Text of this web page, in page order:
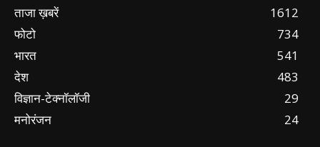
ताजा ख़बरें
1612
फोटो
734
भारत
541
देश
483
विज्ञान-टेक्नॉलॉजी
29
मनोरंजन
24